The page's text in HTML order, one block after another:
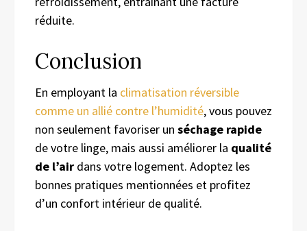
réduite.
Conclusion
En employant la climatisation réversible
comme un allié contre l’humidité, vous pouvez
non seulement favoriser un séchage rapide
de votre linge, mais aussi améliorer la qualité
de l’air dans votre logement. Adoptez les
bonnes pratiques mentionnées et profitez
d’un confort intérieur de qualité.